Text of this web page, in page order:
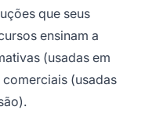
que seus
ensinam a
(usadas em
(usadas